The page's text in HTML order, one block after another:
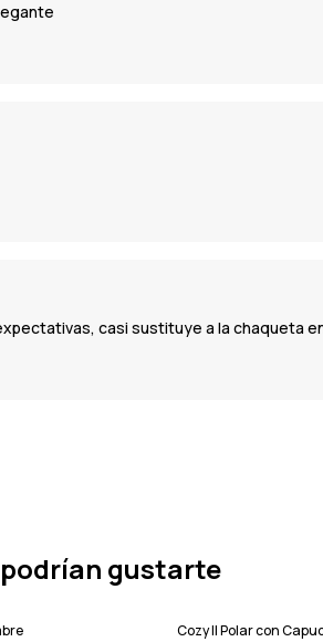
casi sustituye a la chaqueta
gustarte
Cozy II Polar con